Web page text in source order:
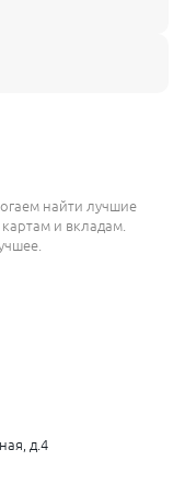
найти лучшие
и вкладам.
д.4